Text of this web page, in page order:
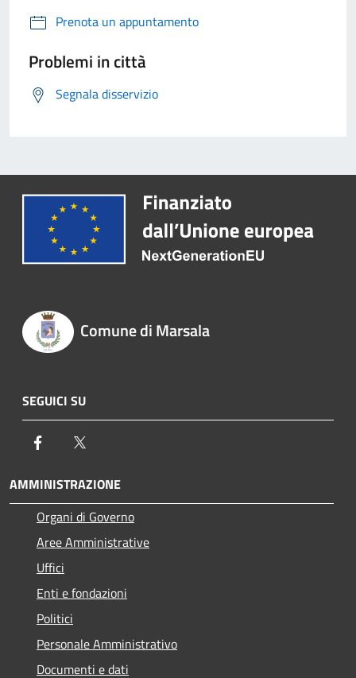
Prenota un appuntamento
Problemi in città
Segnala disservizio
Comune di Marsala
SEGUICI SU
Facebook
AMMINISTRAZIONE
Organi di Governo
Aree Amministrative
Uffici
Enti e fondazioni
Politici
Personale Amministrativo
Documenti e dati